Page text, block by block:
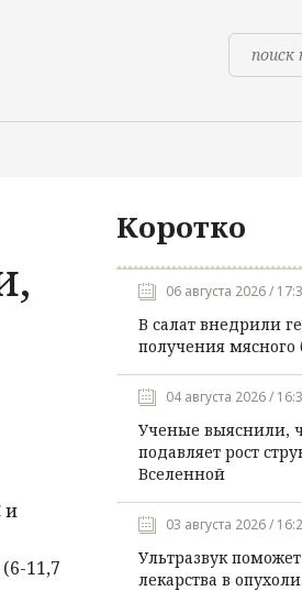
и
11,7
Коротко
06 августа 2026 /
В салат внедрили
получения мясного
04 августа 2026 /
Ученые выяснили,
подавляет рост
Вселенной
03 августа 2026 /
Ультразвук
лекарства в